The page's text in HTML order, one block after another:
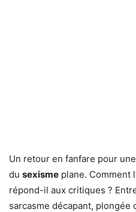
Un retour en fanfare pour
du sexisme plane. Comment
répond-il aux critiques ?
sarcasme décapant, plongée